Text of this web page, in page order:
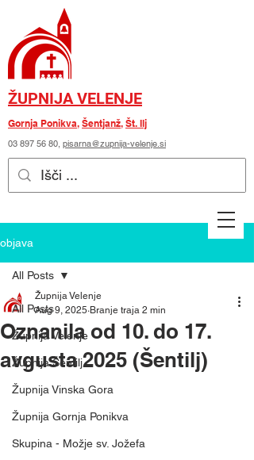
ŽUPNIJA VELENJE
Gornja Ponikva, Šentjanž, Št. Ilj
03 897 56 80, pisarna@zupnija-velenje.si
objava
All Posts
Župnija Velenje
Župnija Šentilj
Župnija Vinska Gora
Župnija Gornja Ponikva
Skupina - Možje sv. Jožefa
All Posts
Oznanila od 10. do 17.
avgusta 2025 (Šentilj)
Župnija Velenje
Aug 9, 2025 Branje traja 2 min